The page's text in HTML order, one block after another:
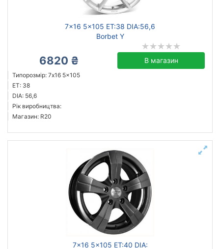
7x16 5x105 ET:38 DIA:56,6
Borbet Y
6820 ₴ В магазин
Типорозмір: 7x16 5x105
ET: 38
DIA: 56,6
Рік виробництва:
Магазин: R20
7x16 5x105 ET:40 DIA: